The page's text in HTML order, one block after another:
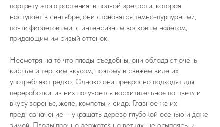
портрету этого растения: в полной зрелости, которая
наступает в сентябре, они становятся темно-пурпурными,
почти фиолетовыми, с интенсивным восковым налетом,
придающим им сизый оттенок.
Несмотря на то что плоды съедобны, они обладают очень
кислым и терпким вкусом, поэтому в свежем виде их
употребляют редко. Однако они прекрасно подходят для
переработки: из них получается восхитительное по цвету и
вкусу варенье, желе, компоты и сидр. Главное же их
предназначение – украшать дерево глубокой осенью и даже
зимой. Плоды прочно держатся на ветках, не осыпаясь, и